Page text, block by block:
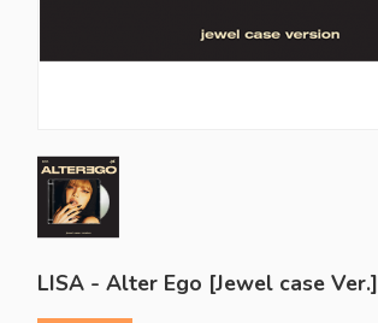
LISA - Alter Ego [Jewel case Ver.]